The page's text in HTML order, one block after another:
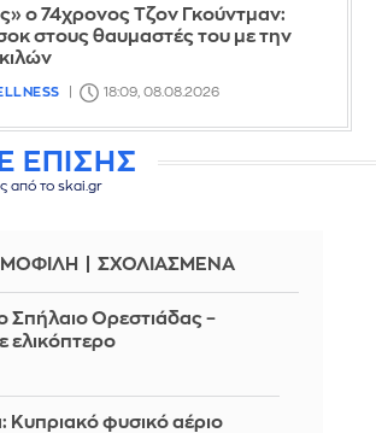
ο 74χρονος Τζον Γκούντμαν:
στους θαυμαστές του με την
18:09, 08.08.2026
ΕΠΙΣΗΣ
από το skai.gr
ΣΧΟΛΙΑΣΜΕΝΑ
Σπήλαιο Ορεστιάδας –
ελικόπτερο
Κυπριακό φυσικό αέριο